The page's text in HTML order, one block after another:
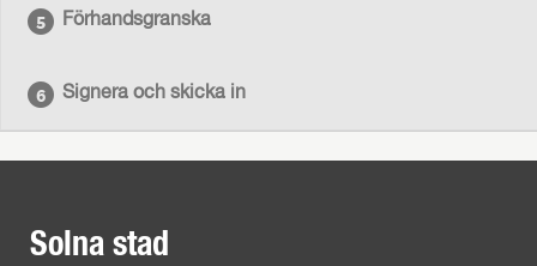
Förhandsgranska
Signera och skicka in
Solna stad